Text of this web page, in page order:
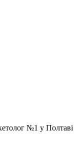
№1 у Полтаві